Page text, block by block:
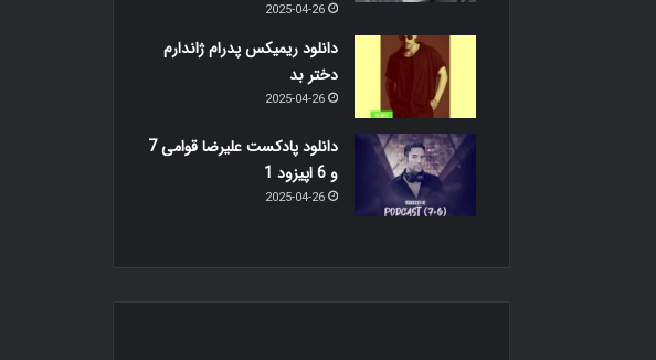
2025-04-26
دانلود ریمیکس پدرام ژاندارم
دختر بد
2025-04-26
دانلود پادکست علیرضا قوامی 7
و 6 اپیزود 1
2025-04-26